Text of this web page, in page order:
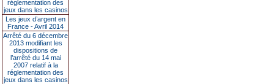
réglementation des
jeux dans les casinos
Les jeux d’argent en
France - Avril 2014
Arrêté du 6 décembre
2013 modifiant les
dispositions de
l’arrêté du 14 mai
2007 relatif à la
réglementation des
jeux dans les casinos